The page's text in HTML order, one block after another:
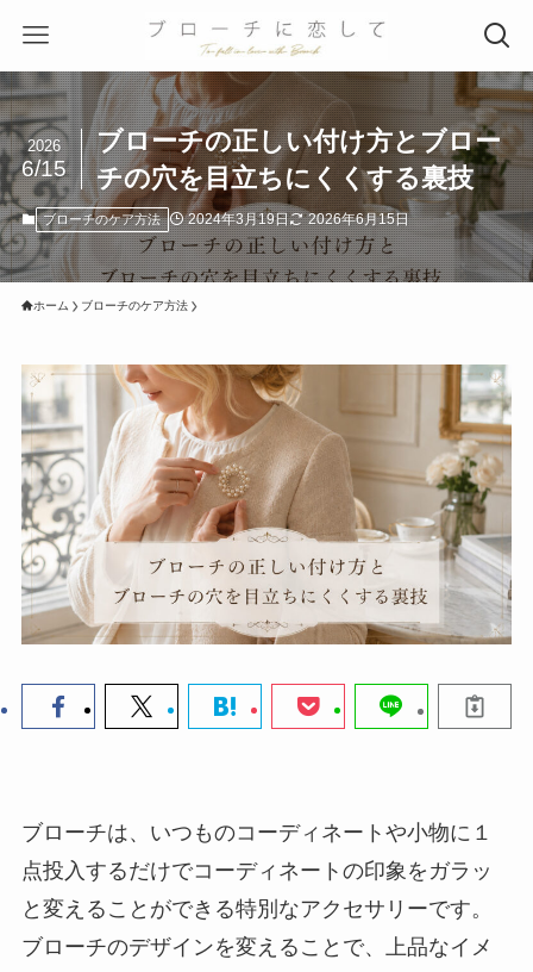
ブローチの正しい付け方とブロー
チの穴を目立ちにくくする裏技
2026
6/15
ブローチのケア方法 2024年3月19日 2026年6月15日
ホーム ブローチのケア方法
ブローチは、いつものコーディネートや小物に１
点投入するだけでコーディネートの印象をガラッ
と変えることができる特別なアクセサリーです。
ブローチのデザインを変えることで、上品なイメ